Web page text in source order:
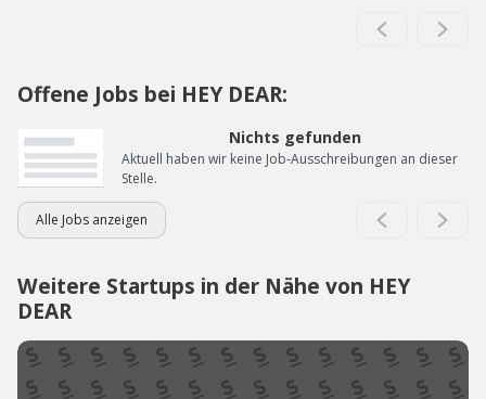
Offene Jobs bei HEY DEAR:
Nichts gefunden
Aktuell haben wir keine Job-Ausschreibungen an dieser
Stelle.
Alle Jobs anzeigen
Weitere Startups in der Nähe von HEY
DEAR